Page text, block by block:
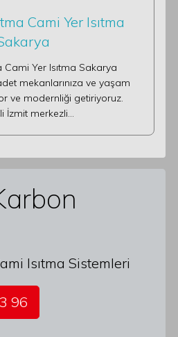
Cami Yer Isıtma
Cami Yer Isıtma Sakarya
mekanlarınıza ve yaşam
ve modernliği getiriyoruz.
İzmit merkezli…
Isıtma Sistemleri
96